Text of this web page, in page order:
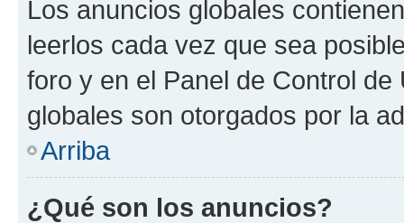
Los anuncios globales
leerlos cada vez que sea
foro y en el Panel de Control
globales son otorgados por la
Arriba
¿Qué son los anuncios?